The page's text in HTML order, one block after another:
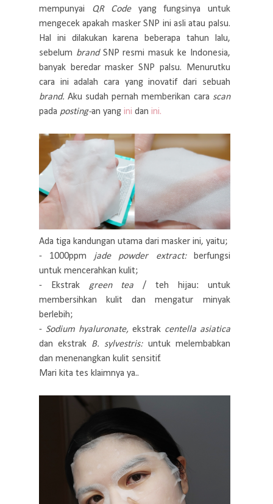
mempunyai QR Code yang fungsinya untuk
mengecek apakah masker SNP ini asli atau palsu.
Hal ini dilakukan karena beberapa tahun lalu,
sebelum brand SNP resmi masuk ke Indonesia,
banyak beredar masker SNP palsu. Menurutku
cara ini adalah cara yang inovatif dari sebuah
brand.Aku sudah pernah memberikan cara scan
pada posting-an yang ini dan ini.
Ada tiga kandungan utama dari masker ini, yaitu;
- 1000ppm jade powder extract:
berfungsi
untuk mencerahkan kulit;
- Ekstrak green tea / teh hijau: untuk
membersihkan kulit dan mengatur minyak
berlebih;
- Sodium hyaluronate, ekstrak centella asiatica
dan ekstrak B. sylvestris: untuk melembabkan
dan menenangkan kulit sensitif.
Mari kita tes klaimnya ya..